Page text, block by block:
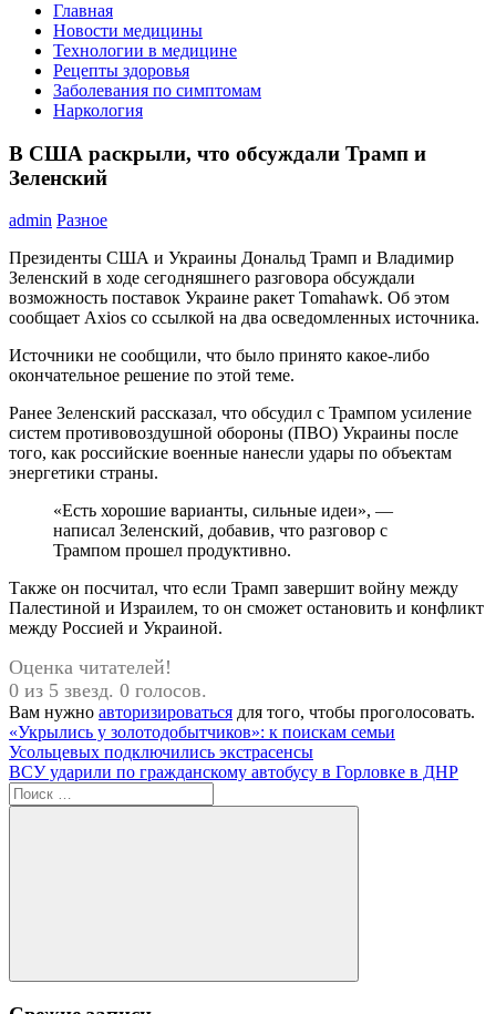
Главная
Новости медицины
Технологии в медицине
Рецепты здоровья
Заболевания по симптомам
Наркология
В США раскрыли, что обсуждали Трамп и
Зеленский
admin Разное
Президенты США и Украины Дональд Трамп и Владимир
Зеленский в ходе сегодняшнего разговора обсуждали
возможность поставок Украине ракет Tоmahawk. Об этом
сообщает Axios со ссылкой на два осведомленных источника.
Источники не сообщили, что было принято какое-либо
окончательное решение по этой теме.
Ранее Зеленский рассказал, что обсудил с Трампом усиление
систем противовоздушной обороны (ПВО) Украины после
того, как российские военные нанесли удары по объектам
энергетики страны.
«Есть хорошие варианты, сильные идеи», —
написал Зеленский, добавив, что разговор с
Трампом прошел продуктивно.
Также он посчитал, что если Трамп завершит войну между
Палестиной и Израилем, то он сможет остановить и конфликт
между Россией и Украиной.
Оценка читателей!
0 из 5 звезд. 0 голосов.
Вам нужно авторизироваться для того, чтобы проголосовать.
Навигация
по
записям
Предыдущая
запись:
«Укрылись у золотодобытчиков»: к поискам семьи
Усольцевых подключились экстрасенсы
Следующая
запись:
ВСУ ударили по гражданскому автобусу в Горловке в ДНР
Поиск
для:
Поиск